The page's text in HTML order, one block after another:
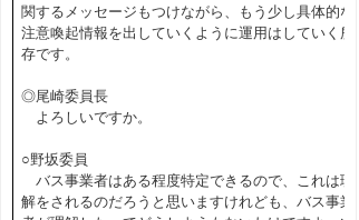
関するメッセージもつけながら、もう少し具体的な
注意喚起情報を出していくように運用はしていく所
存です。
◎尾崎委員長
よろしいですか。
○野坂委員
バス事業者はある程度特定できるので、これは理
解をされるのだろうと思いますけれども、バス事業